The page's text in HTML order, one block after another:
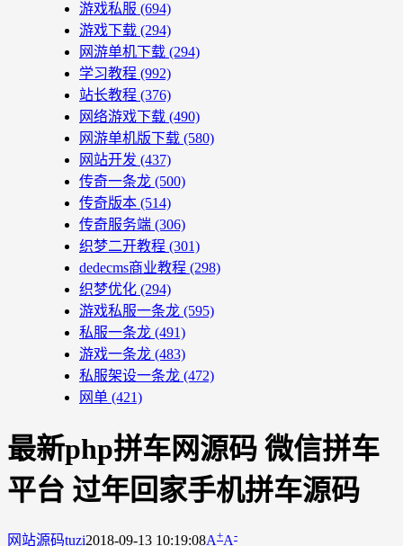
游戏私服 (694)
游戏下载 (294)
网游单机下载 (294)
学习教程 (992)
站长教程 (376)
网络游戏下载 (490)
网游单机版下载 (580)
网站开发 (437)
传奇一条龙 (500)
传奇版本 (514)
传奇服务端 (306)
织梦二开教程 (301)
dedecms商业教程 (298)
织梦优化 (294)
游戏私服一条龙 (595)
私服一条龙 (491)
游戏一条龙 (483)
私服架设一条龙 (472)
网单 (421)
最新php拼车网源码 微信拼车
平台 过年回家手机拼车源码
网站源码tuzi2018-09-13 10:19:08A+A-